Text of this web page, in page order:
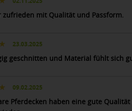
zufrieden mit Qualität und Passform.
23.03.2025
geschnitten und Material fühlt sich
09.02.2025
Pferdecken haben eine gute